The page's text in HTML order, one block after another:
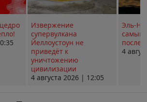
Извержение
супервулкана
Йеллоустоун не
приведёт к
уничтожению
цивилизации
4 августа 2026 | 12:05
Эль-
самым
4